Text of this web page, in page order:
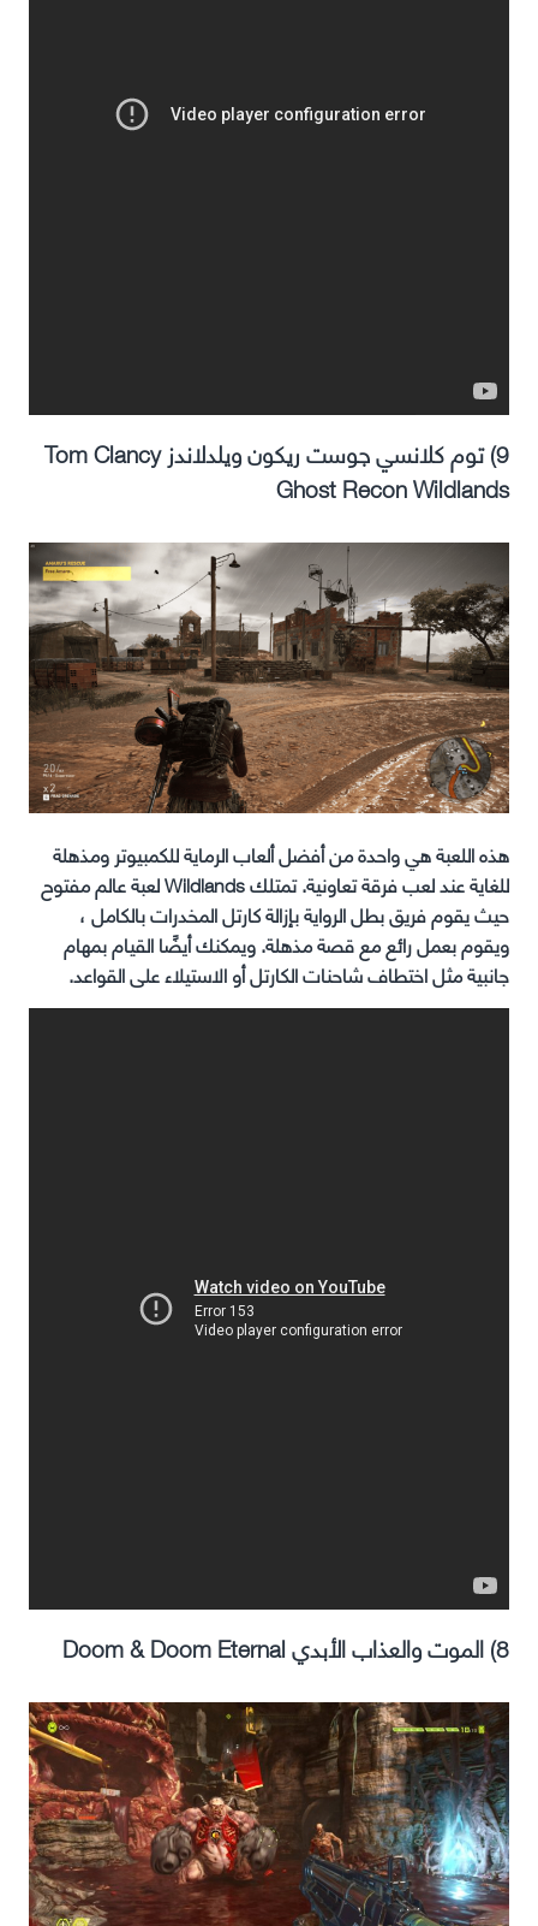
9) توم كلانسي جوست ريكون ويلدلاندز Tom Clancy
Ghost Recon Wildlands
هذه اللعبة هي واحدة من أفضل ألعاب الرماية للكمبيوتر ومذهلة
للغاية عند لعب فرقة تعاونية. تمتلك Wildlands لعبة عالم مفتوح
حيث يقوم فريق بطل الرواية بإزالة كارتل المخدرات بالكامل ،
ويقوم بعمل رائع مع قصة مذهلة. ويمكنك أيضًا القيام بمهام
جانبية مثل اختطاف شاحنات الكارتل أو الاستيلاء على القواعد.
8) الموت والعذاب الأبدي Doom & Doom Eternal